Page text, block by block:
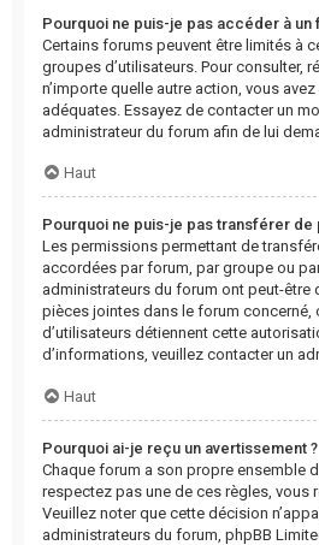
Pourquoi ne puis-je pas accéder à un
Certains forums peuvent être limités à
groupes d’utilisateurs. Pour consulter,
n’importe quelle autre action, vous
adéquates. Essayez de contacter un
administrateur du forum afin de lui
Haut
Pourquoi ne puis-je pas transférer de
Les permissions permettant de
accordées par forum, par groupe ou
administrateurs du forum ont peut-être
pièces jointes dans le forum concerné,
d’utilisateurs détiennent cette
d’informations, veuillez contacter un
Haut
Pourquoi ai-je reçu un avertissement ?
Chaque forum a son propre ensemble
respectez pas une de ces règles, vous
Veuillez noter que cette décision
administrateurs du forum, phpBB